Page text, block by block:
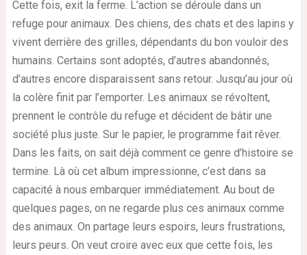
Cette fois, exit la ferme. L’action se déroule dans un
refuge pour animaux. Des chiens, des chats et des lapins y
vivent derrière des grilles, dépendants du bon vouloir des
humains. Certains sont adoptés, d’autres abandonnés,
d’autres encore disparaissent sans retour. Jusqu’au jour où
la colère finit par l’emporter. Les animaux se révoltent,
prennent le contrôle du refuge et décident de bâtir une
société plus juste. Sur le papier, le programme fait rêver.
Dans les faits, on sait déjà comment ce genre d’histoire se
termine. Là où cet album impressionne, c’est dans sa
capacité à nous embarquer immédiatement. Au bout de
quelques pages, on ne regarde plus ces animaux comme
des animaux. On partage leurs espoirs, leurs frustrations,
leurs peurs. On veut croire avec eux que cette fois, les